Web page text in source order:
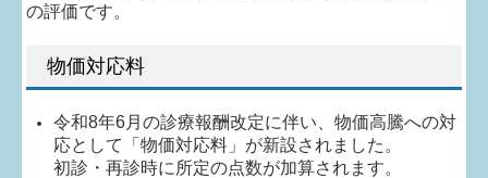
の評価です。
物価対応料
令和8年6月の診療報酬改定に伴い、物価高騰への対
応として「物価対応料」が新設されました。
初診・再診時に所定の点数が加算されます。